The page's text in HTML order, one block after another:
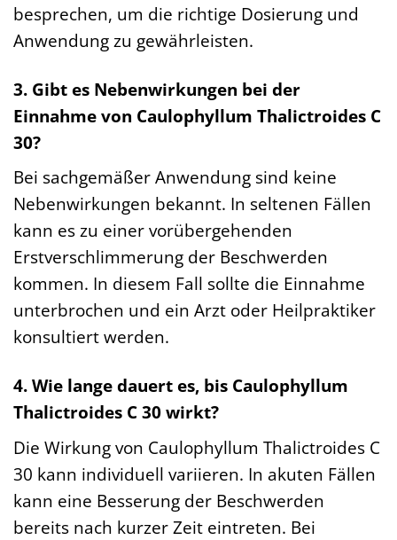
besprechen, um die richtige Dosierung und
Anwendung zu gewährleisten.
3. Gibt es Nebenwirkungen bei der
Einnahme von Caulophyllum Thalictroides C
30?
Bei sachgemäßer Anwendung sind keine
Nebenwirkungen bekannt. In seltenen Fällen
kann es zu einer vorübergehenden
Erstverschlimmerung der Beschwerden
kommen. In diesem Fall sollte die Einnahme
unterbrochen und ein Arzt oder Heilpraktiker
konsultiert werden.
4. Wie lange dauert es, bis Caulophyllum
Thalictroides C 30 wirkt?
Die Wirkung von Caulophyllum Thalictroides C
30 kann individuell variieren. In akuten Fällen
kann eine Besserung der Beschwerden
bereits nach kurzer Zeit eintreten. Bei